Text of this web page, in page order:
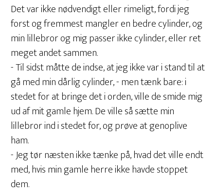
Det var ikke nødvendigt eller rimeligt, fordi jeg
forst og fremmest mangler en bedre cylinder, og
min lillebror og mig passer ikke cylinder, eller ret
meget andet sammen.
- Til sidst måtte de indse, at jeg ikke var i stand til at
gå med min dårlig cylinder, - men tænk bare: i
stedet for at bringe det i orden, ville de smide mig
ud af mit gamle hjem. De ville så sætte min
lillebror ind i stedet for, og prøve at genoplive
ham.
- Jeg tør næsten ikke tænke på, hvad det ville endt
med, hvis min gamle herre ikke havde stoppet
dem.